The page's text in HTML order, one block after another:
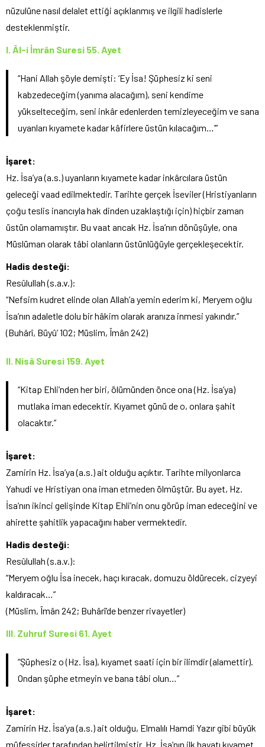
nüzulüne nasıl delalet ettiği açıklanmış ve ilgili hadislerle
desteklenmiştir.
I. Âl-i İmrân Suresi 55. Ayet
“Hani Allah şöyle demişti: ‘Ey İsa! Şüphesiz ki seni
kabzedeceğim (yanıma alacağım), seni kendime
yükselteceğim, seni inkâr edenlerden temizleyeceğim ve sana
uyanları kıyamete kadar kâfirlere üstün kılacağım…’”
İşaret:
Hz. İsa’ya (a.s.) uyanların kıyamete kadar inkârcılara üstün
geleceği vaad edilmektedir. Tarihte gerçek İseviler (Hristiyanların
çoğu teslis inancıyla hak dinden uzaklaştığı için) hiçbir zaman
üstün olamamıştır. Bu vaat ancak Hz. İsa’nın dönüşüyle, ona
Müslüman olarak tâbi olanların üstünlüğüyle gerçekleşecektir.
Hadis desteği:
Resûlullah (s.a.v.):
“Nefsim kudret elinde olan Allah’a yemin ederim ki, Meryem oğlu
İsa’nın adaletle dolu bir hâkim olarak aranıza inmesi yakındır.”
(Buhârî, Büyû’ 102; Müslim, Îmân 242)
II. Nisâ Suresi 159. Ayet
“Kitap Ehli’nden her biri, ölümünden önce ona (Hz. İsa’ya)
mutlaka iman edecektir. Kıyamet günü de o, onlara şahit
olacaktır.”
İşaret:
Zamirin Hz. İsa’ya (a.s.) ait olduğu açıktır. Tarihte milyonlarca
Yahudi ve Hristiyan ona iman etmeden ölmüştür. Bu ayet, Hz.
İsa’nın ikinci gelişinde Kitap Ehli’nin onu görüp iman edeceğini ve
ahirette şahitlik yapacağını haber vermektedir.
Hadis desteği:
Resûlullah (s.a.v.):
“Meryem oğlu İsa inecek, haçı kıracak, domuzu öldürecek, cizyeyi
kaldıracak…”
(Müslim, Îmân 242; Buhârî’de benzer rivayetler)
III. Zuhruf Suresi 61. Ayet
“Şüphesiz o (Hz. İsa), kıyamet saati için bir ilimdir (alamettir).
Ondan şüphe etmeyin ve bana tâbi olun…”
İşaret:
Zamirin Hz. İsa’ya (a.s.) ait olduğu, Elmalılı Hamdi Yazır gibi büyük
müfessirler tarafından belirtilmiştir. Hz. İsa’nın ilk hayatı kıyamet